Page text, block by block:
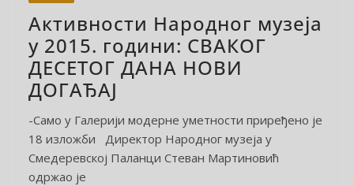
Активности Народног музеја
у 2015. години: СВАКОГ
ДЕСЕТОГ ДАНА НОВИ
ДОГАЂАЈ
-Само у Галерији модерне уметности приређено је
18 изложби Директор Народног музеја у
Смедеревској Паланци Стеван Мартиновић
одржао је